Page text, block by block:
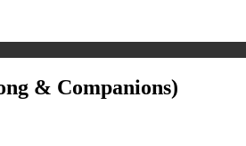
& Companions)